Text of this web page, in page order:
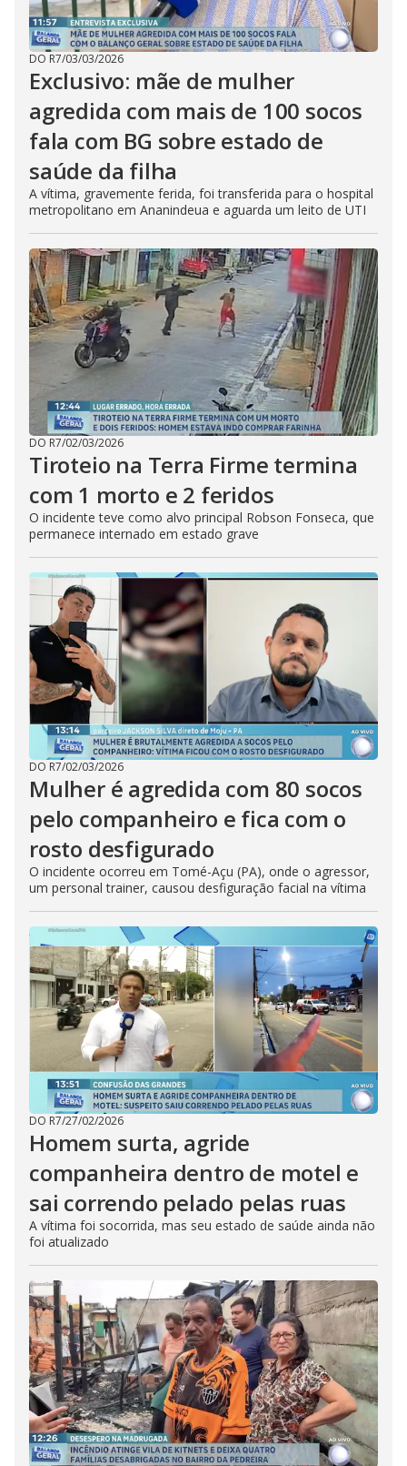
DO R7/03/03/2026
Exclusivo: mãe de mulher
agredida com mais de 100 socos
fala com BG sobre estado de
saúde da filha
A vítima, gravemente ferida, foi transferida para o hospital
metropolitano em Ananindeua e aguarda um leito de UTI
DO R7/02/03/2026
Tiroteio na Terra Firme termina
com 1 morto e 2 feridos
O incidente teve como alvo principal Robson Fonseca, que
permanece internado em estado grave
DO R7/02/03/2026
Mulher é agredida com 80 socos
pelo companheiro e fica com o
rosto desfigurado
O incidente ocorreu em Tomé-Açu (PA), onde o agressor,
um personal trainer, causou desfiguração facial na vítima
DO R7/27/02/2026
Homem surta, agride
companheira dentro de motel e
sai correndo pelado pelas ruas
A vítima foi socorrida, mas seu estado de saúde ainda não
foi atualizado